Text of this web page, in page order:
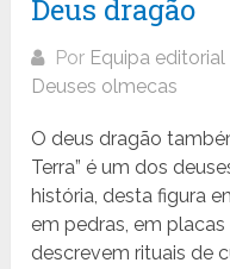
Deus dragão
Por Equipa editorial
Deuses olmecas
O deus dragão
Terra” é um dos
história, desta figura
em pedras, em
descrevem rituais de